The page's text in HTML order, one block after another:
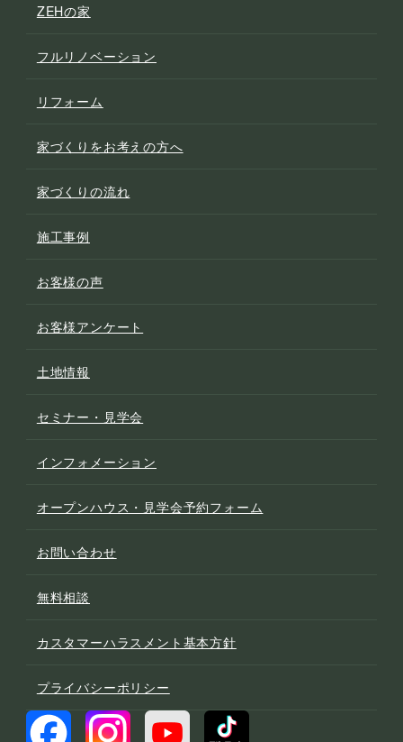
ZEHの家
フルリノベーション
リフォーム
家づくりをお考えの方へ
家づくりの流れ
施工事例
お客様の声
お客様アンケート
土地情報
セミナー・見学会
インフォメーション
オープンハウス・見学会予約フォーム
お問い合わせ
無料相談
カスタマーハラスメント基本方針
プライバシーポリシー